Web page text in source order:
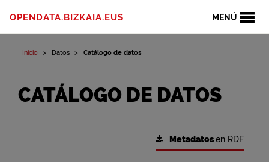
MENÚ
OPENDATA.BIZKAIA.EUS
Inicio Datos Catálogo de datos
CATÁLOGO DE DATOS
Metadatosen RDF